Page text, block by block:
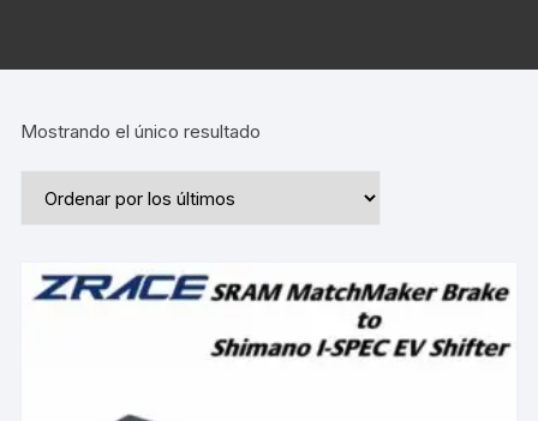
Mostrando el único resultado